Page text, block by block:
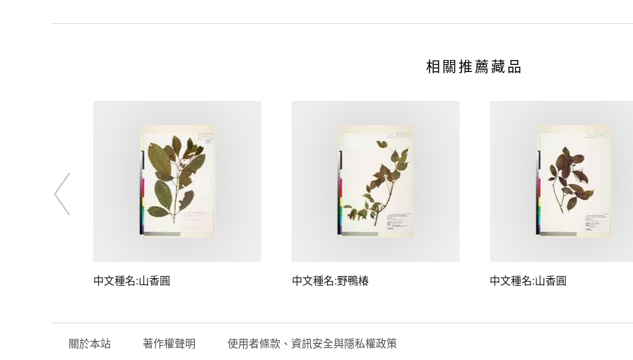
相關推薦藏品
中文種名:山香圓 中文種名:野鴨椿 中文種名:山香圓
關於本站 著作權聲明 使用者條款、資訊安全與隱私權政策